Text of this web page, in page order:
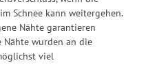
wird. Sie können Ihre
lediglich für bestimmte
für die Zukunft widerrufen.
Schnee kann weitergehen.
Nähte garantieren
Nähte wurden an die
viel